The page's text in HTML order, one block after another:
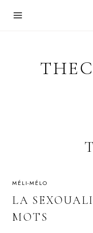
MÉLI-MÉLO
LA
MOTS